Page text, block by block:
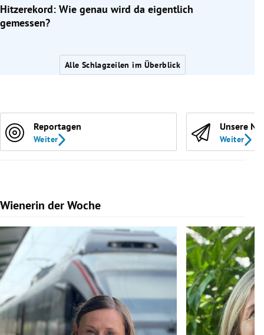
Hitzerekord: Wie genau wird da eigentlich
gemessen?
Alle Schlagzeilen im Überblick
Reportagen
Weiter
Unsere
Weiter
Wienerin der Woche
Slide 1 von 7